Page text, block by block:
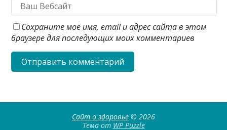
Сохраните моё имя, email и адрес сайта в этом
браузере для последующих моих комментариев
Сайт о здоровье © 2026
Тема от WP Puzzle